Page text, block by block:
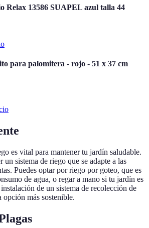
Relax 13586 SUAPEL azul talla 44
para palomitera - rojo - 51 x 37 cm
es vital para mantener tu jardín saludable.
un sistema de riego que se adapte a las
Puedes optar por riego por goteo, que es
de agua, o regar a mano si tu jardín es
de un sistema de recolección de
opción más sostenible.